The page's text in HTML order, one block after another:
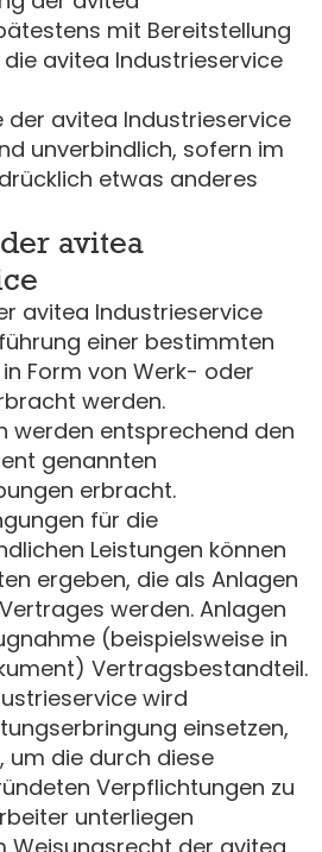
mit Bereitstellung
avitea Industrieservice
avitea Industrieservice
unverbindlich, sofern im
etwas anderes
avitea
avitea Industrieservice
einer bestimmten
Form von Werk- oder
werden.
werden entsprechend den
genannten
erbracht.
für die
Leistungen können
ergeben, die als Anlagen
werden. Anlagen
(beispielsweise in
Vertragsbestandteil.
wird
einsetzen,
um die durch diese
Verpflichtungen zu
unterliegen